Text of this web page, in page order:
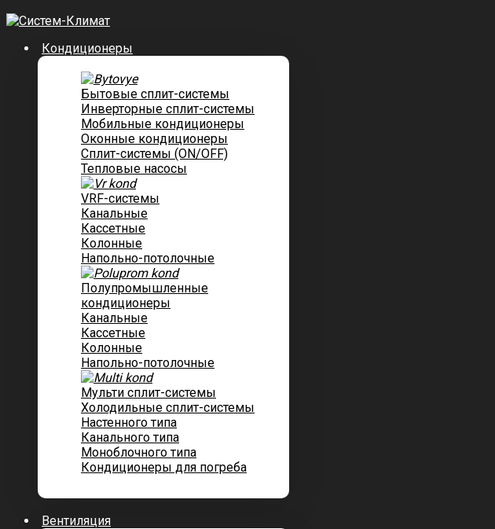
Кондиционеры
Бытовые сплит-системы
Инверторные сплит-системы
Мобильные кондиционеры
Оконные кондиционеры
Сплит-системы (ON/OFF)
Тепловые насосы
VRF-системы
Канальные
Касcетные
Колонные
Напольно-потолочные
Полупромышленные
кондиционеры
Канальные
Кассетные
Колонные
Напольно-потолочные
Мульти сплит-системы
Холодильные сплит-системы
Настенного типа
Канального типа
Моноблочного типа
Кондиционеры для погреба
Вентиляция